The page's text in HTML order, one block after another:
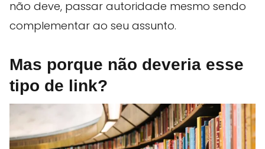
não deve, passar autoridade mesmo sendo
complementar ao seu assunto.
Mas porque não deveria esse
tipo de link?